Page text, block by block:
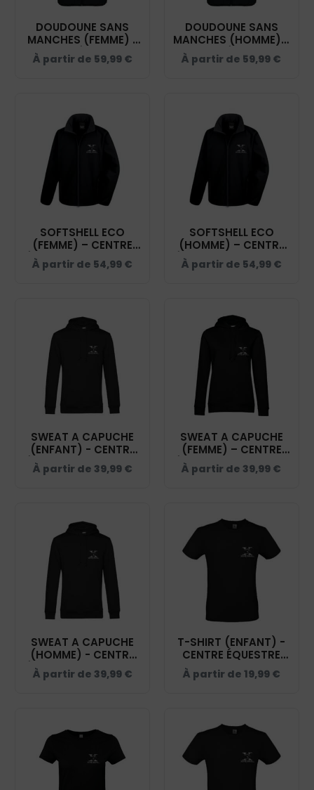
DOUDOUNE SANS
MANCHES (FEMME) -
CENTRE ÉQUESTRE
D'UNIEUX - NOIR -
À partir de 59,99 €
DOUDOUNE SANS
MANCHES (HOMME) -
CENTRE ÉQUESTRE
D'UNIEUX - NOIR -
À partir de 59,99 €
SOFTSHELL ECO
(FEMME) – CENTRE
ÉQUESTRE D'UNIEUX -
NOIR - R231F
À partir de 54,99 €
SOFTSHELL ECO
(HOMME) – CENTRE
ÉQUESTRE D'UNIEUX -
NOIR - RS231
À partir de 54,99 €
SWEAT A CAPUCHE
(ENFANT) - CENTRE
ÉQUESTRE D'UNIEUX -
NOIR - K477
À partir de 39,99 €
SWEAT A CAPUCHE
(FEMME) – CENTRE
ÉQUESTRE D'UNIEUX -
NOIR - BCW34B
À partir de 39,99 €
SWEAT A CAPUCHE
(HOMME) - CENTRE
ÉQUESTRE D'UNIEUX -
NOIR - BCU33B
À partir de 39,99 €
T-SHIRT (ENFANT) -
CENTRE ÉQUESTRE
D'UNIEUX - NOIR -
BC03TK
À partir de 19,99 €